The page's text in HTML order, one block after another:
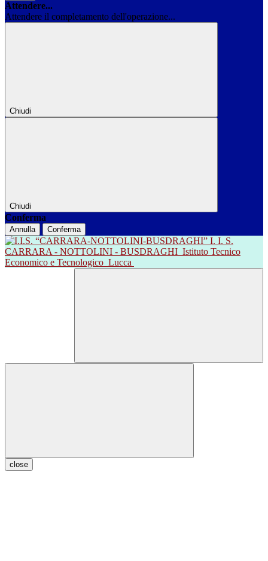
Attendere...
Attendere il completamento dell'operazione...
Chiudi
Chiudi
Conferma
Annulla Conferma
I. I. S.
CARRARA - NOTTOLINI - BUSDRAGHI Istituto Tecnico
Economico e Tecnologico Lucca
close